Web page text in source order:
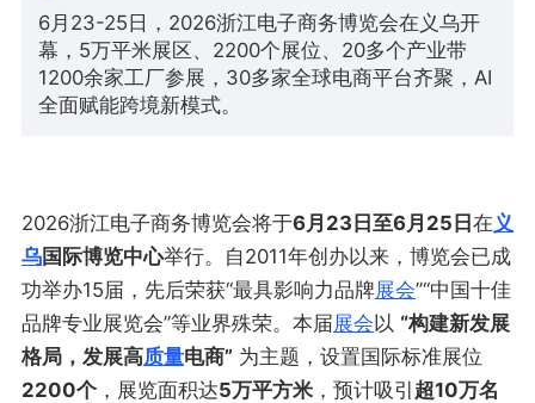
6月23-25日，2026浙江电子商务博览会在义乌开
幕，5万平米展区、2200个展位、20多个产业带
1200余家工厂参展，30多家全球电商平台齐聚，AI
全面赋能跨境新模式。
2026浙江电子商务博览会将于6月23日至6月25日在 义
乌国际博览中心举行。
自2011年创办以来，博览会已成
功举办15届，先后荣获“最具影响力品牌展会”“中国十佳
品牌专业展览会”等业界殊荣。 本届展会以 “构建新发展
格局，发展高质量电商” 为主题 ，设置国际标准展位
2200个，展览面积达5万平方米，预计吸引 超10万名